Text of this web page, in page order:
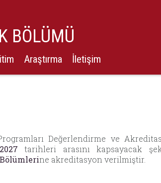
BÖLÜMÜ
Araştırma İletişim
Değerlendirme ve
tarihleri arasını kapsayacak
ne akreditasyon verilmiştir.